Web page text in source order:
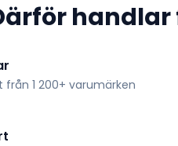
handlar
1 200+ varumärken